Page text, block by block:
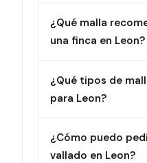
¿Qué malla
una finca en Leon?
¿Qué tipos de
para Leon?
¿Cómo puedo
vallado en Leon?